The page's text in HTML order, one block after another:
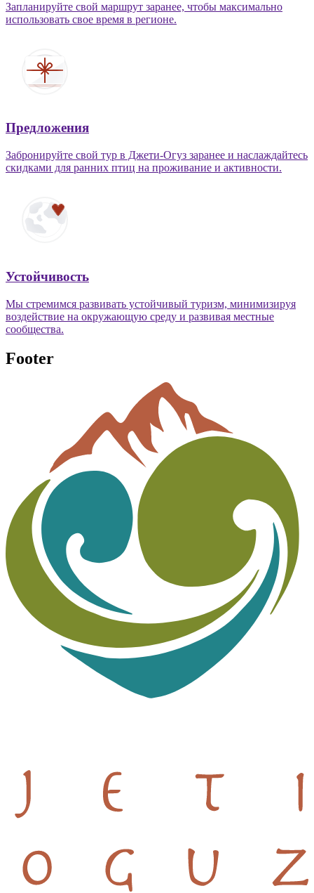
Запланируйте свой маршрут заранее, чтобы максимально
использовать свое время в регионе.
Предложения
Забронируйте свой тур в Джети-Огуз заранее и наслаждайтесь
скидками для ранних птиц на проживание и активности.
Устойчивость
Мы стремимся развивать устойчивый туризм, минимизируя
воздействие на окружающую среду и развивая местные
сообщества.
Footer